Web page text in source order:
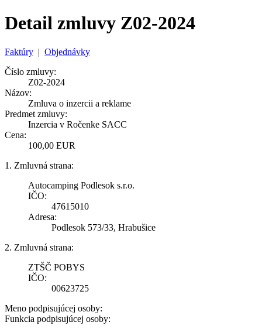
Detail zmluvy Z02-2024
Faktúry | Objednávky
Číslo zmluvy:
Z02-2024
Názov:
Zmluva o inzercii a reklame
Predmet zmluvy:
Inzercia v Ročenke SACC
Cena:
100,00 EUR
1. Zmluvná strana:
Autocamping Podlesok s.r.o.
IČO:
47615010
Adresa:
Podlesok 573/33, Hrabušice
2. Zmluvná strana:
ZTŠČ POBYS
IČO:
00623725
Meno podpisujúcej osoby:
Funkcia podpisujúcej osoby: